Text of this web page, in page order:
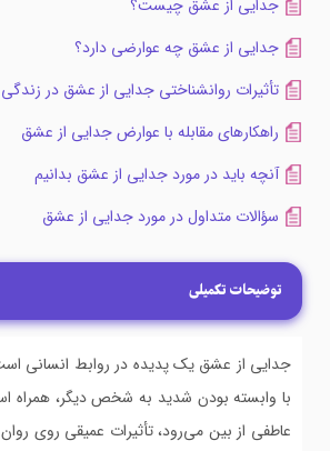
جدایی از عشق چیست؟
جدایی از عشق چه عوارضی دارد؟
تأثیرات روانشناختی جدایی از عشق در
راهکارهای مقابله با عوارض جدایی از عشق
آنچه باید در مورد جدایی از عشق بدانیم
سؤالات متداول در مورد جدایی از عشق
توضیحات تکمیلی
جدایی از عشق یک پدیده در روابط انسانی
با وابسته بودن شدید به شخص دیگر، همراه
عاطفی از بین می‌رود، تأثیرات عمیقی روی روان